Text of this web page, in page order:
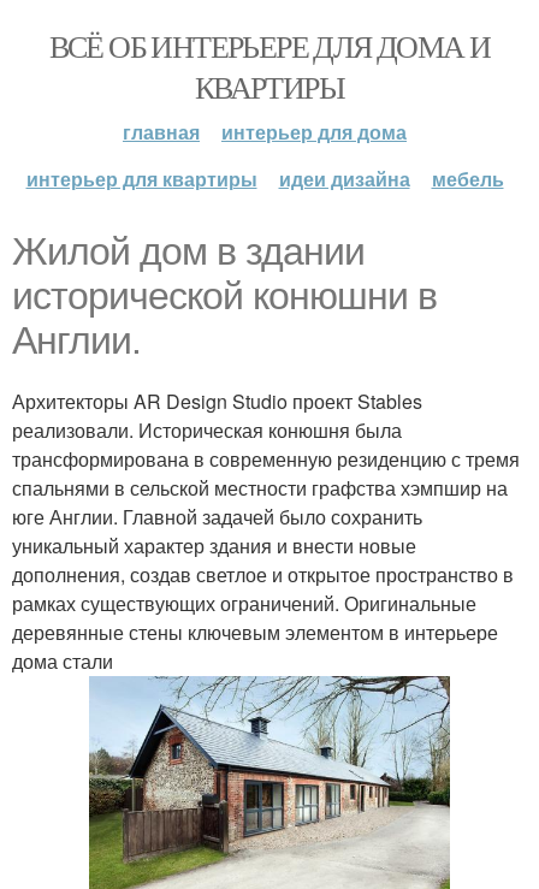
ВСЁ ОБ ИНТЕРЬЕРЕ ДЛЯ ДОМА И
КВАРТИРЫ
главная
интерьер для дома
интерьер для квартиры
идеи дизайна мебель
Жилой дом в здании
исторической конюшни в
Англии.
Архитекторы AR Design Studio проект Stables
реализовали. Историческая конюшня была
трансформирована в современную резиденцию с тремя
спальнями в сельской местности графства хэмпшир на
юге Англии. Главной задачей было сохранить
уникальный характер здания и внести новые
дополнения, создав светлое и открытое пространство в
рамках существующих ограничений. Оригинальные
деревянные стены ключевым элементом в интерьере
дома стали